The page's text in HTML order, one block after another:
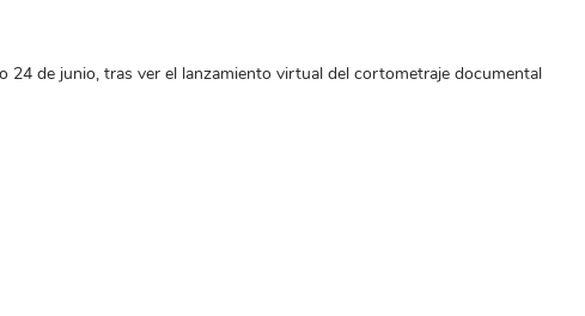
24 de junio, tras ver el lanzamiento virtual del cortometraje documental